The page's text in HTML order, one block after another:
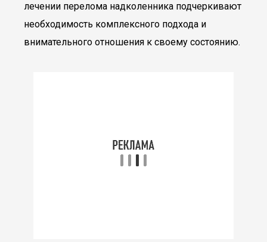
лечении перелома надколенника подчеркивают
необходимость комплексного подхода и
внимательного отношения к своему состоянию.